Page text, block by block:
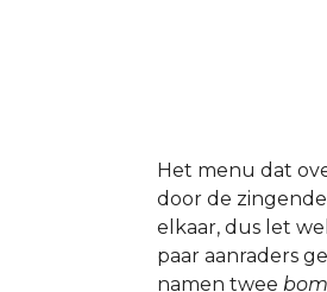
Het menu dat
door de
elkaar, dus let
paar aanraders
namen twee